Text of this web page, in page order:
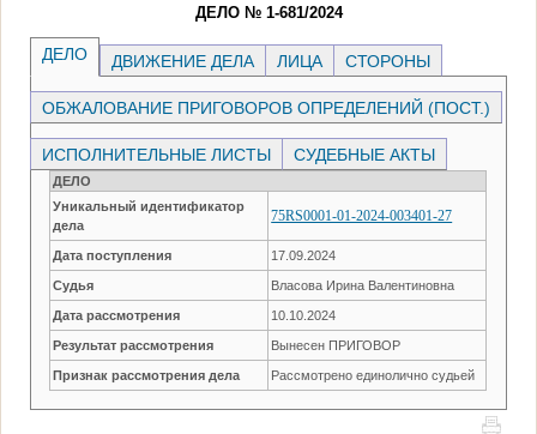
ДЕЛО № 1-681/2024
ДЕЛО ДВИЖЕНИЕ ДЕЛА ЛИЦА СТОРОНЫ
ОБЖАЛОВАНИЕ ПРИГОВОРОВ ОПРЕДЕЛЕНИЙ (ПОСТ.)
ИСПОЛНИТЕЛЬНЫЕ ЛИСТЫ СУДЕБНЫЕ АКТЫ
ДЕЛО
Уникальный идентификатор
дела
75RS0001-01-2024-003401-27
Дата поступления 17.09.2024
Судья Власова Ирина Валентиновна
Дата рассмотрения 10.10.2024
Результат рассмотрения Вынесен ПРИГОВОР
Признак рассмотрения дела Рассмотрено единолично судьей